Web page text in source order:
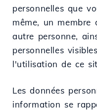
personnelles que
même, un
autre personne,
personnelles
l'utilisation de ce
Les données
information se